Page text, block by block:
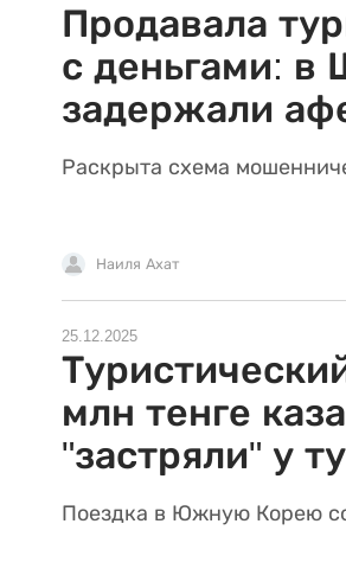
Продавала
с деньгами: в
задержали
Раскрыта схема
Наиля Ахат
25.12.2025
млн тенге
"застряли" у
Поездка в Южную Корею